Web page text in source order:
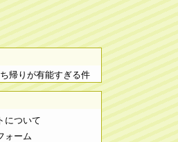
帰りが有能すぎる件
について
ォーム